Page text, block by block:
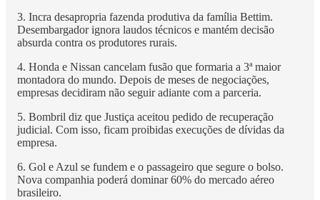
3. Incra desapropria fazenda produtiva da família Bettim.
Desembargador ignora laudos técnicos e mantém decisão
absurda contra os produtores rurais.
4. Honda e Nissan cancelam fusão que formaria a 3ª maior
montadora do mundo. Depois de meses de negociações,
empresas decidiram não seguir adiante com a parceria.
5. Bombril diz que Justiça aceitou pedido de recuperação
judicial. Com isso, ficam proibidas execuções de dívidas da
empresa.
6. Gol e Azul se fundem e o passageiro que segure o bolso.
Nova companhia poderá dominar 60% do mercado aéreo
brasileiro.